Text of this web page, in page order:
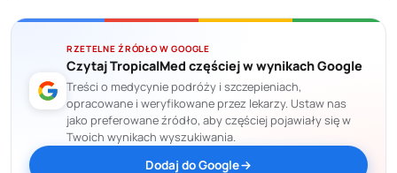
RZETELNE ŹRÓDŁO W GOOGLE
Czytaj TropicalMed częściej w wynikach Google
Treści o medycynie podróży i szczepieniach,
opracowane i weryfikowane przez lekarzy. Ustaw nas
jako preferowane źródło, aby częściej pojawiały się w
Twoich wynikach wyszukiwania.
Dodaj do Google